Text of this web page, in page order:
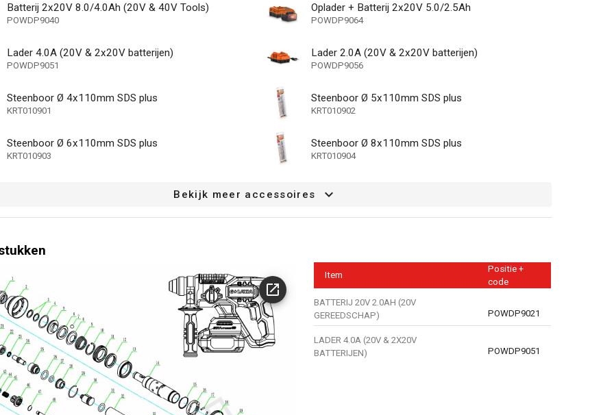
inbegrepen
(kg)
(g)
acculader
indicator
Niet van toepassing
snelheid
- demontage zonder
min 0 min-1
Batterij 2x20V 8.0/4.0Ah (20V & 40V Tools)
POWDP9040
Oplader + Batterij 2x20V 5.0/2.5Ah
POWDP9064
Lader 4.0A (20V & 2x20V batterijen)
POWDP9051
Lader 2.0A (20V & 2x20V batterijen)
POWDP9056
Steenboor Ø 4x110mm SDS plus
KRT010901
Steenboor Ø 5x110mm SDS plus
KRT010902
Steenboor Ø 6x110mm SDS plus
KRT010903
Steenboor Ø 8x110mm SDS plus
KRT010904
Bekijk meer accessoires
Item
Positie +
code
BATTERIJ 20V 2.0AH (20V
GEREEDSCHAP)
POWDP9021
LADER 4.0A (20V & 2X20V
BATTERIJEN)
POWDP9051